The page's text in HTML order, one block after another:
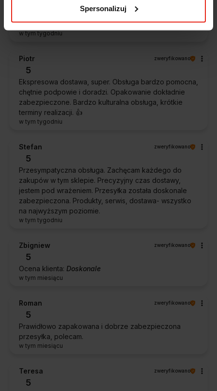
Spersonalizuj
oczekiwaniami. Sprzedawca profesjonalny i godny
polecenia 👍️👍️👍️👍️👍️👍️👍️
w tym tygodniu
Piotr zweryfikowano
5
Ekspresowa dostawa, super. Obsługa bardzo pomocna,
chętnie podpowie i doradzi. Opakowanie dokładnie
zabezpieczone. Bardzo kulturalna obsługa, krótkie
terminy realizacji. 👍️
w tym tygodniu
Stefan zweryfikowano
5
Przesympatyczna obsługa. Zachęcam każdego do
zakupów w tym sklepie. Precyzyjny czas dostawy,
jestem pod wrażeniem. Przesyłka została doskonale
zabezpieczona. Produkty, serwis, dostawa- wszystko
na najwyższym poziomie.
w tym tygodniu
Zbigniew zweryfikowano
5
Ocena klienta: Doskonale
w tym miesiącu
Roman zweryfikowano
5
Prawidłowo zapakowana i dobrze zabezpieczona
przesyłka, polecam.
w tym miesiącu
Teresa zweryfikowano
5